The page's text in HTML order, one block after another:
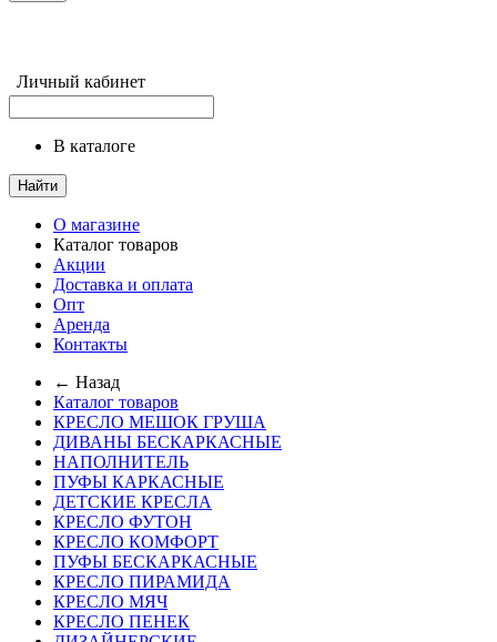
Личный кабинет
в каталоге
Найти
О магазине
Каталог товаров
Акции
Доставка и оплата
Опт
Аренда
Контакты
← Назад
Каталог товаров
КРЕСЛО МЕШОК ГРУША
ДИВАНЫ БЕСКАРКАСНЫЕ
НАПОЛНИТЕЛЬ
ПУФЫ КАРКАСНЫЕ
ДЕТСКИЕ КРЕСЛА
КРЕСЛО ФУТОН
КРЕСЛО КОМФОРТ
ПУФЫ БЕСКАРКАСНЫЕ
КРЕСЛО ПИРАМИДА
КРЕСЛО МЯЧ
КРЕСЛО ПЕНЕК